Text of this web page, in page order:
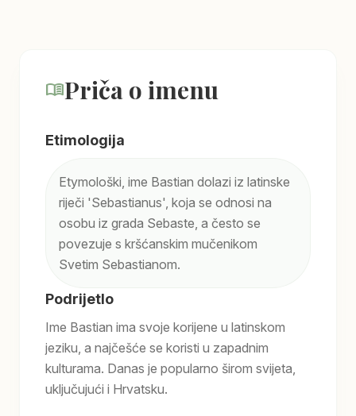
menu_bookPriča o imenu
Etimologija
Etymološki, ime Bastian dolazi iz latinske
riječi 'Sebastianus', koja se odnosi na
osobu iz grada Sebaste, a često se
povezuje s kršćanskim mučenikom
Svetim Sebastianom.
Podrijetlo
Ime Bastian ima svoje korijene u latinskom
jeziku, a najčešće se koristi u zapadnim
kulturama. Danas je popularno širom svijeta,
uključujući i Hrvatsku.